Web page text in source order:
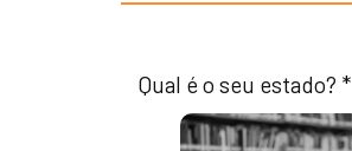
Qual é o seu estado? *